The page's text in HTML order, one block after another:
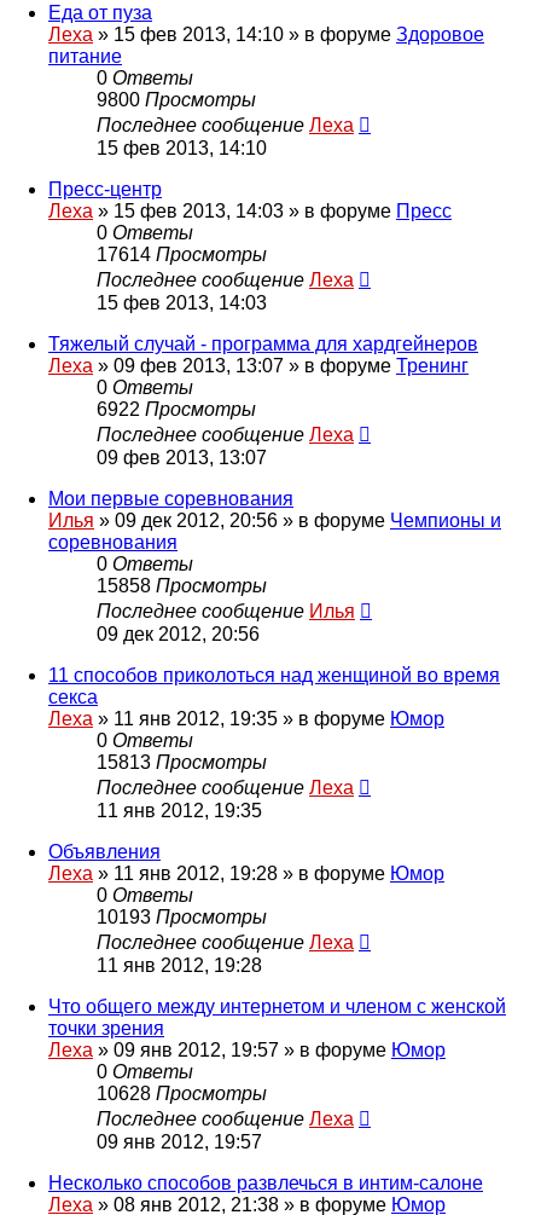
Еда от пуза
Леха » 15 фев 2013, 14:10 » в форуме Здоровое
питание
0 Ответы
9800 Просмотры
Последнее сообщение Леха
15 фев 2013, 14:10
Пресс-центр
Леха » 15 фев 2013, 14:03 » в форуме Пресс
0 Ответы
17614 Просмотры
Последнее сообщение Леха
15 фев 2013, 14:03
Тяжелый случай - программа для хардгейнеров
Леха » 09 фев 2013, 13:07 » в форуме Тренинг
0 Ответы
6922 Просмотры
Последнее сообщение Леха
09 фев 2013, 13:07
Мои первые соревнования
Илья » 09 дек 2012, 20:56 » в форуме Чемпионы и
соревнования
0 Ответы
15858 Просмотры
Последнее сообщение Илья
09 дек 2012, 20:56
11 способов приколоться над женщиной во время
секса
Леха » 11 янв 2012, 19:35 » в форуме Юмор
0 Ответы
15813 Просмотры
Последнее сообщение Леха
11 янв 2012, 19:35
Объявления
Леха » 11 янв 2012, 19:28 » в форуме Юмор
0 Ответы
10193 Просмотры
Последнее сообщение Леха
11 янв 2012, 19:28
Что общего между интернетом и членом с женской
точки зрения
Леха » 09 янв 2012, 19:57 » в форуме Юмор
0 Ответы
10628 Просмотры
Последнее сообщение Леха
09 янв 2012, 19:57
Несколько способов развлечься в интим-салоне
Леха » 08 янв 2012, 21:38 » в форуме Юмор